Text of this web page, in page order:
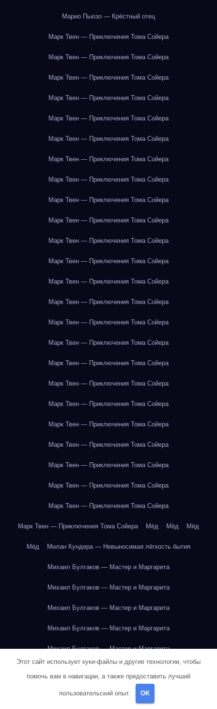
Марио Пьюзо — Крёстный отец
Марк Твен — Приключения Тома Сойера
Марк Твен — Приключения Тома Сойера
Марк Твен — Приключения Тома Сойера
Марк Твен — Приключения Тома Сойера
Марк Твен — Приключения Тома Сойера
Марк Твен — Приключения Тома Сойера
Марк Твен — Приключения Тома Сойера
Марк Твен — Приключения Тома Сойера
Марк Твен — Приключения Тома Сойера
Марк Твен — Приключения Тома Сойера
Марк Твен — Приключения Тома Сойера
Марк Твен — Приключения Тома Сойера
Марк Твен — Приключения Тома Сойера
Марк Твен — Приключения Тома Сойера
Марк Твен — Приключения Тома Сойера
Марк Твен — Приключения Тома Сойера
Марк Твен — Приключения Тома Сойера
Марк Твен — Приключения Тома Сойера
Марк Твен — Приключения Тома Сойера
Марк Твен — Приключения Тома Сойера
Марк Твен — Приключения Тома Сойера
Марк Твен — Приключения Тома Сойера
Марк Твен — Приключения Тома Сойера
Марк Твен — Приключения Тома Сойера
Марк Твен — Приключения Тома Сойера Мёд Мёд Мёд
Мёд Милан Кундера — Невыносимая лёгкость бытия
Михаил Булгаков — Мастер и Маргарита
Михаил Булгаков — Мастер и Маргарита
Михаил Булгаков — Мастер и Маргарита
Михаил Булгаков — Мастер и Маргарита
Михаил Булгаков — Мастер и Маргарита
Михаил Булгаков — Мастер и Маргарита
Этот сайт использует куки-файлы и другие технологии, чтобы
помочь вам в навигации, а также предоставить лучший
пользовательский опыт. OK